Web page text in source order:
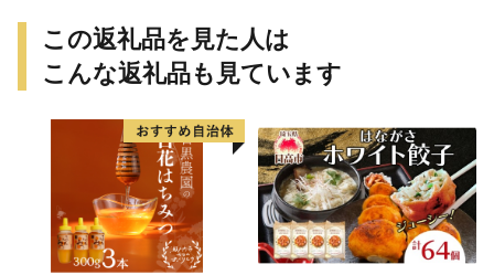
この返礼品を見た人は
こんな返礼品も見ています